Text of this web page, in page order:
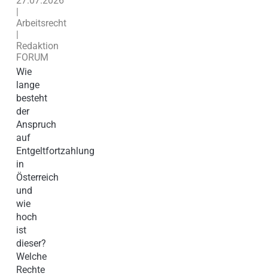
|
Arbeitsrecht
|
Redaktion
FORUM
Wie
lange
besteht
der
Anspruch
auf
Entgeltfortzahlung
in
Österreich
und
wie
hoch
ist
dieser?
Welche
Rechte